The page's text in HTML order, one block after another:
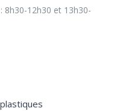
8h30-12h30 et 13h30-